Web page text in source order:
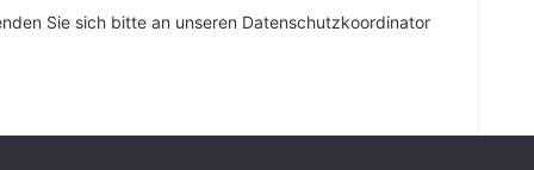
Sie sich bitte an unseren Datenschutzkoordinator